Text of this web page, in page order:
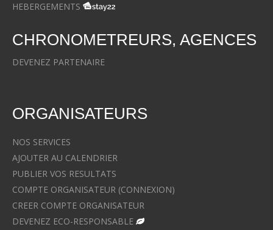
HEBERGEMENTS
CHRONOMETREURS, AGENCES
DEVENEZ PARTENAIRE
ORGANISATEURS
NOS SERVICES
AJOUTER AU CALENDRIER
PUBLIER VOS RESULTATS
COMPTE ORGANISATEUR (CONNEXION)
CREER COMPTE ORGANISATEUR
DEVENEZ ECO-RESPONSABLE